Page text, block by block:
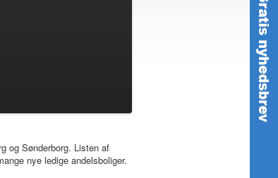
og Sønderborg. Listen af
nye ledige andelsboliger.